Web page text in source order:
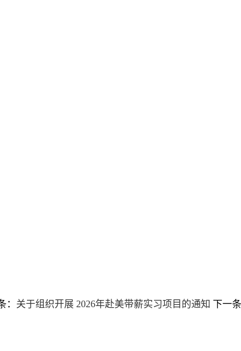
： 关于组织开展 2026年赴美带薪实习项目的通知 下一条